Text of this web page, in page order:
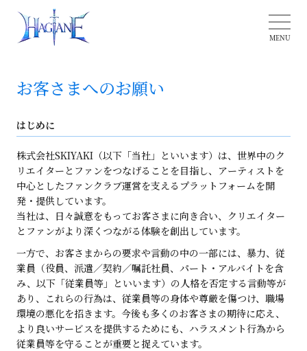
お客さまへのお願い
はじめに
株式会社SKIYAKI（以下「当社」といいます）は、世界中のク
リエイターとファンをつなげることを目指し、アーティストを
中心としたファンクラブ運営を支えるプラットフォームを開
発・提供しています。
当社は、日々誠意をもってお客さまに向き合い、クリエイター
とファンがより深くつながる体験を創出しています。
一方で、お客さまからの要求や言動の中の一部には、暴力、従
業員（役員、派遣／契約／嘱託社員、パート・アルバイトを含
み、以下「従業員等」といいます）の人格を否定する言動等が
あり、これらの行為は、従業員等の身体や尊厳を傷つけ、職場
環境の悪化を招きます。今後も多くのお客さまの期待に応え、
より良いサービスを提供するためにも、ハラスメント行為から
従業員等を守ることが重要と捉えています。